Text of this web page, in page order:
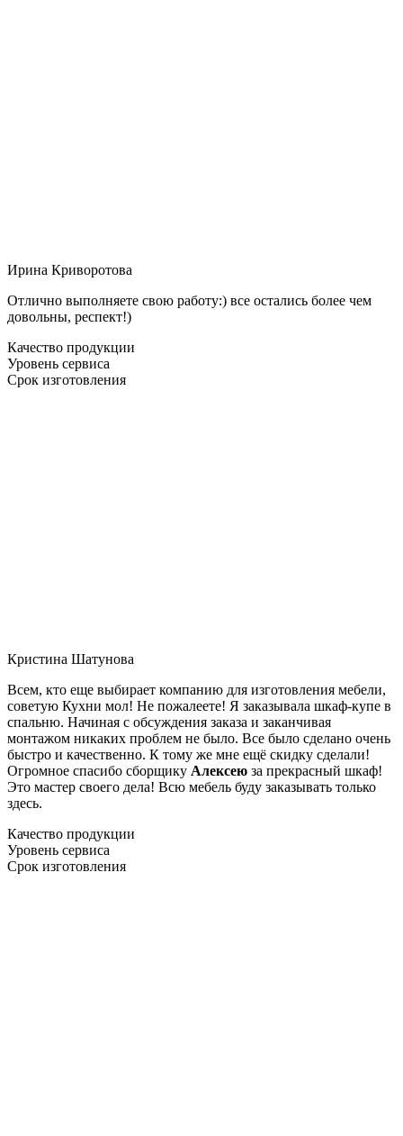
Ирина Криворотова
Отлично выполняете свою работу:) все остались более чем
довольны, респект!)
Качество продукции
Уровень сервиса
Срок изготовления
Кристина Шатунова
Всем, кто еще выбирает компанию для изготовления мебели,
советую Кухни мол! Не пожалеете! Я заказывала шкаф-купе в
спальню. Начиная с обсуждения заказа и заканчивая
монтажом никаких проблем не было. Все было сделано очень
быстро и качественно. К тому же мне ещё скидку сделали!
Огромное спасибо сборщику Алексею за прекрасный шкаф!
Это мастер своего дела! Всю мебель буду заказывать только
здесь.
Качество продукции
Уровень сервиса
Срок изготовления